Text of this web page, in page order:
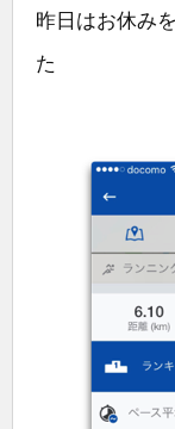
昨日はお休み
た